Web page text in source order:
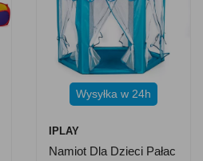
Wysyłka w 24h
IPLAY
Namiot Dla Dzieci Pałac